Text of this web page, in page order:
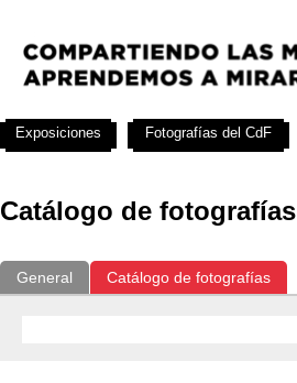
Catálogo de fotografías
General Catálogo de fotografías
Exposiciones Fotografías del CdF